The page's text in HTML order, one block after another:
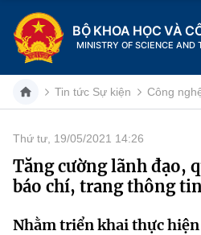
BỘ KHOA HỌC VÀ
MINISTRY OF SCIENCE AND
Danh mục
Trang chủ
Giới thiệu
Tin tức Sự kiện Công
Thứ tư, 19/05/2021 14:26
Tăng cường lãnh đạo,
báo chí, trang thông
Nhằm triển khai thực